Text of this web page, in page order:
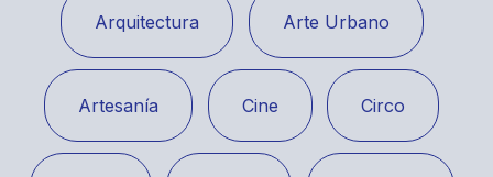
Arquitectura Arte Urbano
Artesanía Cine Circo